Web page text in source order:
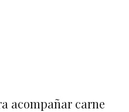
acompañar carne